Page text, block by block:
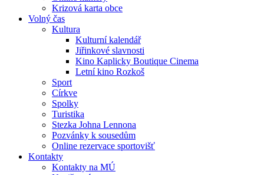
Krizová karta obce
Volný čas
Kultura
Kulturní kalendář
Jiřinkové slavnosti
Kino Kaplicky Boutique Cinema
Letní kino Rozkoš
Sport
Církve
Spolky
Turistika
Stezka Johna Lennona
Pozvánky k sousedům
Online rezervace sportovišť
Kontakty
Kontakty na MÚ